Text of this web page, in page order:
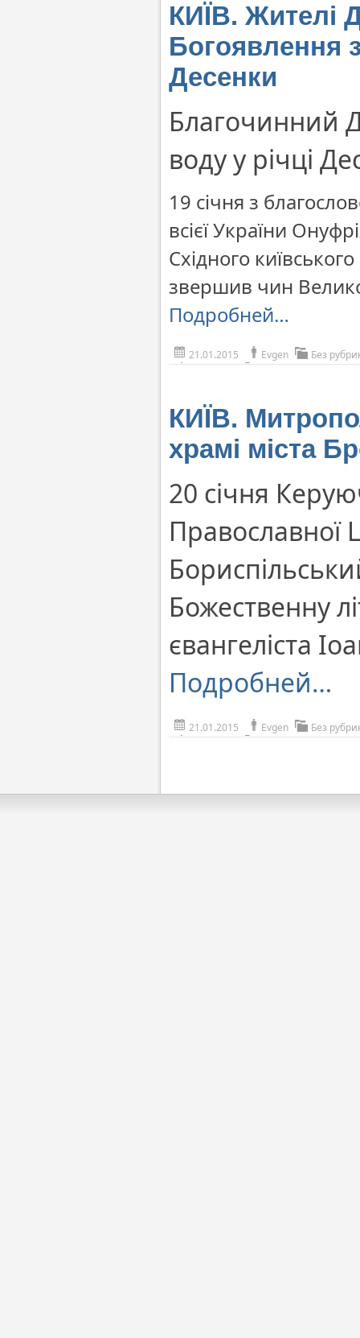
КИЇВ. Жителі
Богоявлення
Десенки
Благочинний
воду у річці
19 січня з
всієї України
Східного
звершив чин
Подробней…
21.01.2015 Evgen Без
КИЇВ.
храмі міста
20 січня
Божественну
євангеліста
Подробней…
21.01.2015 Evgen Без